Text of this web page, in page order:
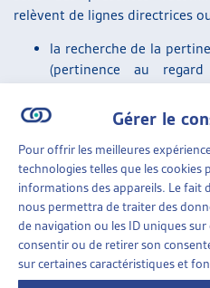
Gérer le
Pour offrir les meilleures
technologies telles que les cookies
informations des appareils. Le fait
nous permettra de traiter des
de navigation ou les ID uniques sur
consentir ou de retirer son
sur certaines caractéristiques et
relèvent de lignes directrices
la recherche de la
(pertinence au
la transparence et
la pleine responsabilité
son domaine de
la proportionnalité des
bureaucratie et le
exceptions).
Les recommandations
de groupe de longue